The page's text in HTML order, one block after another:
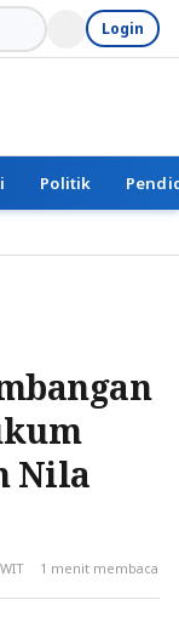
Login
Politik
Nila
1 menit membaca